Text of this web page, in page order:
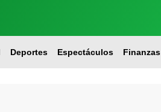
Deportes Espectáculos Finanzas